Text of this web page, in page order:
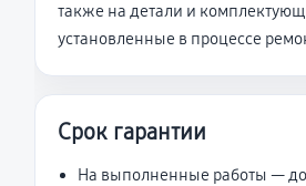
также на детали и
установленные в процессе
Срок гарантии
На выполненные работы — до